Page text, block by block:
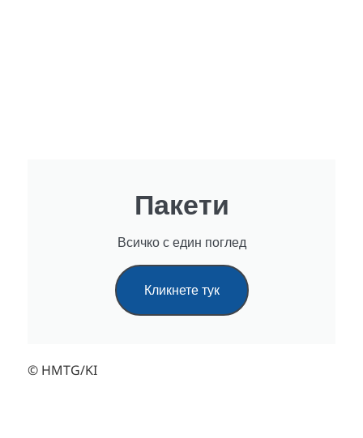
Пакети
Всичко с един поглед
Кликнете тук
© HMTG/KI